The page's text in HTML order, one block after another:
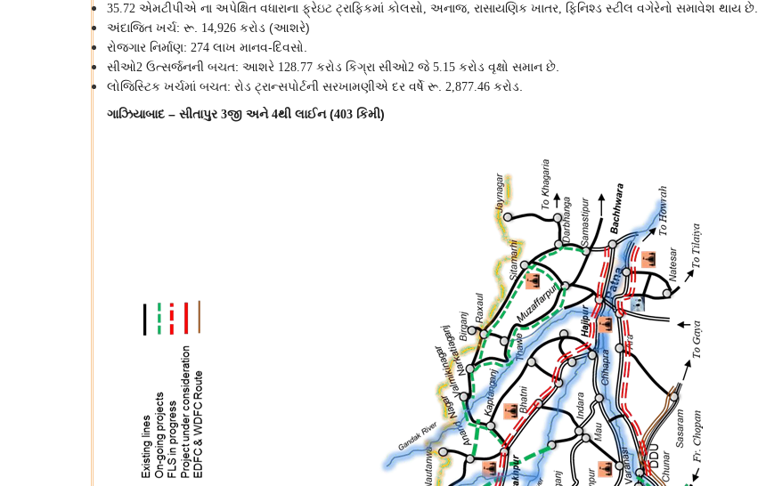
35.72 એમટીપીએ ના અપેક્ષિત વધારાના ફ્રેઇટ ટ્રાફિકમાં કોલસો, અનાજ, રાસાયણિક ખાતર, ફિનિશ્ડ સ્ટીલ વગેરેનો સમાવેશ થાય છે.
અંદાજિત ખર્ચ: રૂ. 14,926 કરોડ (આશરે)
રોજગાર નિર્માણ: 274 લાખ માનવ-દિવસો.
સીઓ2 ઉત્સર્જનની બચત: આશરે 128.77 કરોડ કિગ્રા સીઓ2 જે 5.15 કરોડ વૃક્ષો સમાન છે.
લોજિસ્ટિક ખર્ચમાં બચત: રોડ ટ્રાન્સપોર્ટની સરખામણીએ દર વર્ષે રૂ. 2,877.46 કરોડ.
ગાઝિયાબાદ – સીતાપુર 3જી અને 4થી લાઈન (403 કિમી)